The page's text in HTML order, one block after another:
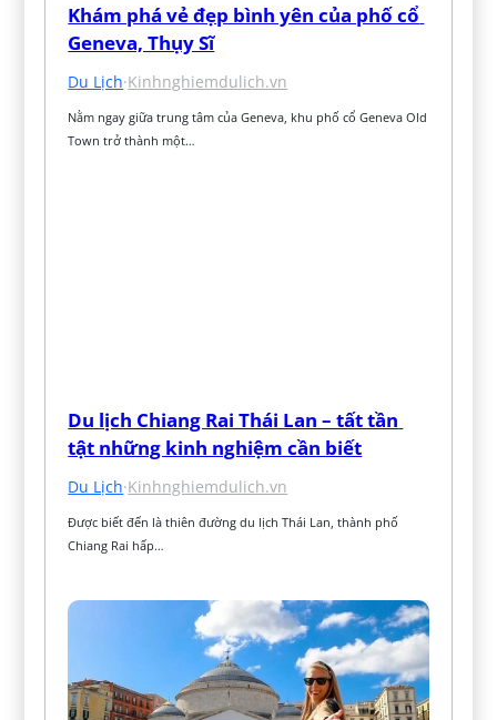
Khám phá vẻ đẹp bình yên của phố cổ
Geneva, Thụy Sĩ
Du Lịch·Kinhnghiemdulich.vn
Nằm ngay giữa trung tâm của Geneva, khu phố cổ Geneva Old
Town trở thành một…
Du lịch Chiang Rai Thái Lan – tất tần
tật những kinh nghiệm cần biết
Du Lịch·Kinhnghiemdulich.vn
Được biết đến là thiên đường du lịch Thái Lan, thành phố
Chiang Rai hấp…